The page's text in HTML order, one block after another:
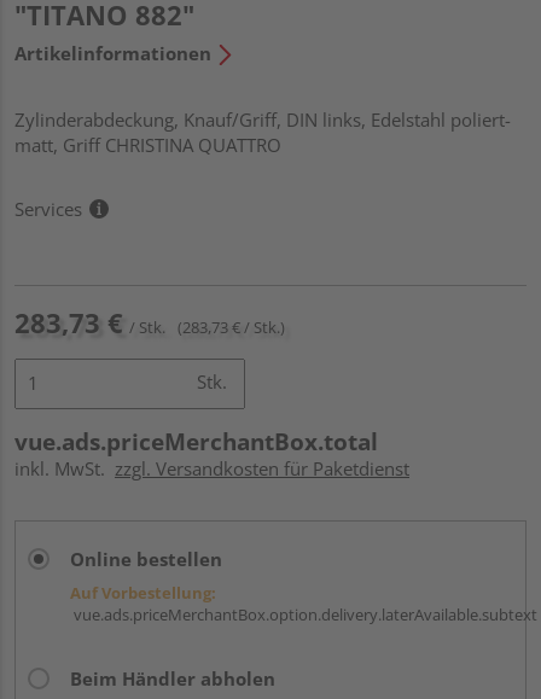
"TITANO 882"
Artikelinformationen
Zylinderabdeckung, Knauf/Griff, DIN links, Edelstahl poliert-
matt, Griff CHRISTINA QUATTRO
Services
283,73 € / Stk. (283,73 € / Stk.)
Stk.
vue.ads.priceMerchantBox.total
inkl. MwSt. zzgl. Versandkosten für Paketdienst
Online bestellen
Auf Vorbestellung:
vue.ads.priceMerchantBox.option.delivery.laterAvailable.subtext
Beim Händler abholen